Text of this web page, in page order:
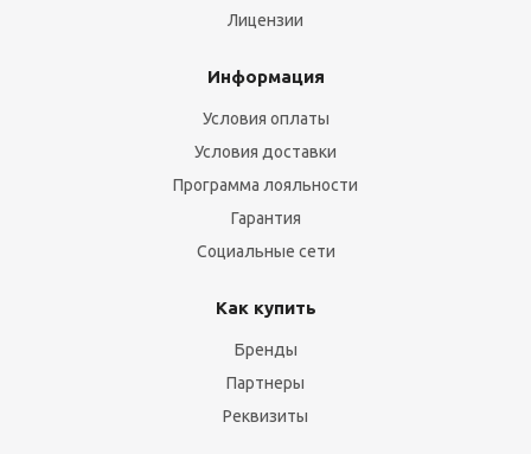
Лицензии
Информация
Условия оплаты
Условия доставки
Программа лояльности
Гарантия
Социальные сети
Как купить
Бренды
Партнеры
Реквизиты